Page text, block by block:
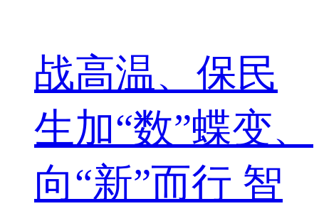
战高温、保民
生加“数”蝶变、
向“新”而行 智